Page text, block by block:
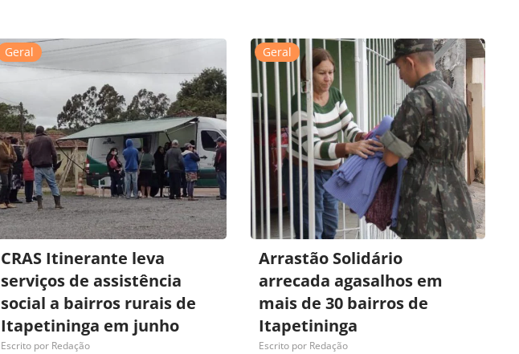
Geral
CRAS Itinerante leva
serviços de assistência
social a bairros rurais de
Itapetininga em junho
Escrito porRedação
Geral
Arrastão Solidário
arrecada agasalhos em
mais de 30 bairros de
Itapetininga
Escrito por Redação